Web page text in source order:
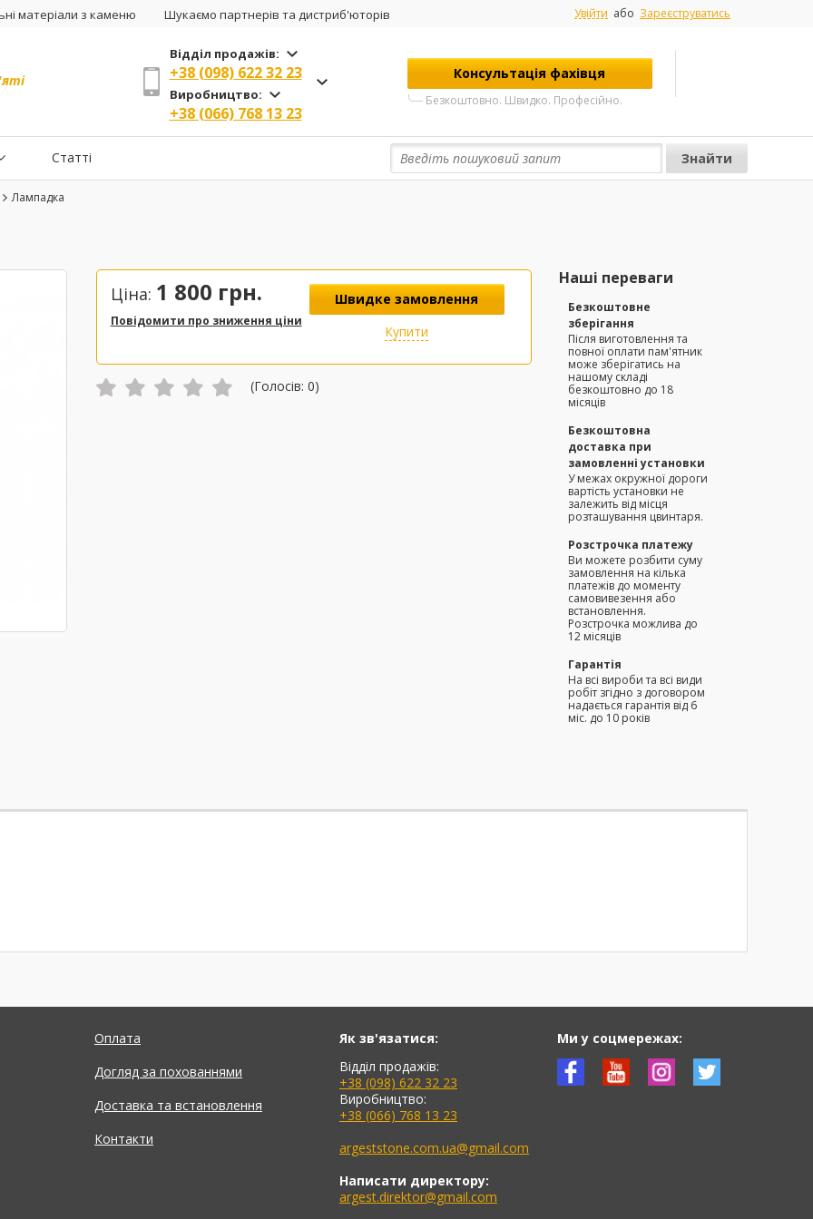
матеріали з каменю Шукаємо партнерів та дистриб'юторів Увійти або Зареєструватись
Відділ продажів:
+38 (098) 622 32 23
Виробництво:
+38 (066) 768 13 23
Консультація фахівця
Безкоштовно. Швидко. Професійно.
Статті
Лампадка
Ціна: 1 800 грн.
Повідомити про зниження ціни
Швидке замовлення
Купити
(Голосів: 0)
Наші переваги
Безкоштовне
зберігання
Після виготовлення та
повної оплати пам'ятник
може зберігатись на
нашому складі
безкоштовно до 18
місяців
Безкоштовна
доставка при
замовленні установки
У межах окружної дороги
вартість установки не
залежить від місця
розташування цвинтаря.
Розстрочка платежу
Ви можете розбити суму
замовлення на кілька
платежів до моменту
самовивезення або
встановлення.
Розстрочка можлива до
12 місяців
Гарантія
На всі вироби та всі види
робіт згідно з договором
надається гарантія від 6
міс. до 10 років
Оплата
Догляд за похованнями
Доставка та встановлення
Контакти
Як зв'язатися:
Відділ продажів:
+38 (098) 622 32 23
Виробництво:
+38 (066) 768 13 23
argeststone.com.ua@gmail.com
Написати директору:
argest.direktor@gmail.com
Ми у соцмережах: